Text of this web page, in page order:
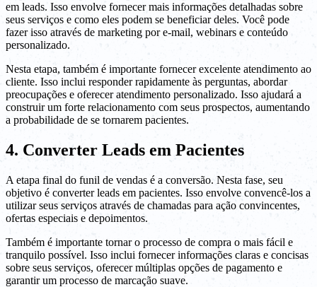
em leads. Isso envolve fornecer mais informações detalhadas sobre
seus serviços e como eles podem se beneficiar deles. Você pode
fazer isso através de marketing por e-mail, webinars e conteúdo
personalizado.
Nesta etapa, também é importante fornecer excelente atendimento ao
cliente. Isso inclui responder rapidamente às perguntas, abordar
preocupações e oferecer atendimento personalizado. Isso ajudará a
construir um forte relacionamento com seus prospectos, aumentando
a probabilidade de se tornarem pacientes.
4. Converter Leads em Pacientes
A etapa final do funil de vendas é a conversão. Nesta fase, seu
objetivo é converter leads em pacientes. Isso envolve convencê-los a
utilizar seus serviços através de chamadas para ação convincentes,
ofertas especiais e depoimentos.
Também é importante tornar o processo de compra o mais fácil e
tranquilo possível. Isso inclui fornecer informações claras e concisas
sobre seus serviços, oferecer múltiplas opções de pagamento e
garantir um processo de marcação suave.